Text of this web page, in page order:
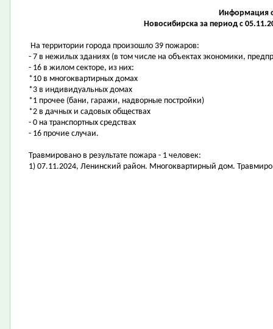
Информация
Новосибирска за период с
На территории города произошло 39 пожаров:
- 7 в нежилых зданиях (в том числе на объектах экономики,
- 16 в жилом секторе, из них:
*10 в многоквартирных домах
*3 в индивидуальных домах
*1 прочее (бани, гаражи, надворные постройки)
*2 в дачных и садовых обществах
- 0 на транспортных средствах
- 16 прочие случаи.
Травмировано в результате пожара - 1 человек:
1) 07.11.2024, Ленинский район. Многоквартирный дом.